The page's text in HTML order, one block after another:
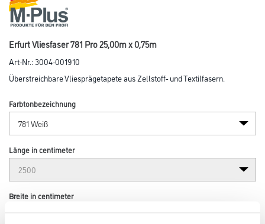
Erfurt Vliesfaser 781 Pro 25,00m x 0,75m
Art-Nr.:3004-001910
Überstreichbare Vliesprägetapete aus Zellstoff- und Textilfasern.
Farbtonbezeichnung
Länge in centimeter
Breite in centimeter